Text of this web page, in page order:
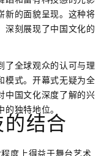
新的面貌呈现。这种将
深刻展现了中国文化的
了全球观众的认可与理
模式。开幕式无疑为全
中国文化深度了解的兴
独特地位。
结合
度上得益于舞台艺术